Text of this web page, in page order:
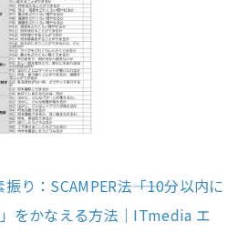
り：SCAMPER法――「10分以内に
をかなえる方法｜ITmedia エ